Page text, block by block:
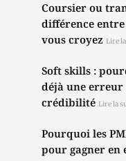
Coursier ou
différence entre
vous croyez Lire
Soft skills :
déjà une erreur
crédibilité Lire la
Pourquoi les
pour gagner en